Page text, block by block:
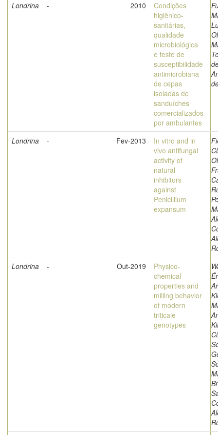
Londrina - 2010
Condições
higiênico-
sanitárias,
qualidade
microbiológica
e teste de
susceptibilidade
antimicrobiana
de cepas
isoladas de
sanduíches
comercializados
por ambulantes
Londrina - Fev-2013
In vitro and in
vivo antifungal
activity of
natural
inhibitors
against
Penicillium
expansum
Londrina
- Out-2019
Physico-
chemical
properties and
milling behavior
of modern
triticale
genotypes